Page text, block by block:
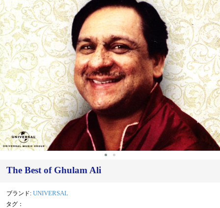
‹ ›
The Best of Ghulam Ali
ブランド: UNIVERSAL
タグ：